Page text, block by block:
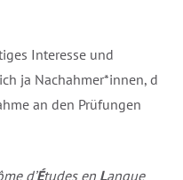
Interesse und
ja Nachahmer*innen, die
an den Prüfungen
d’Études en Langue